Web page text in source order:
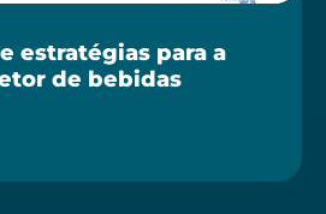
estratégias para a
de bebidas